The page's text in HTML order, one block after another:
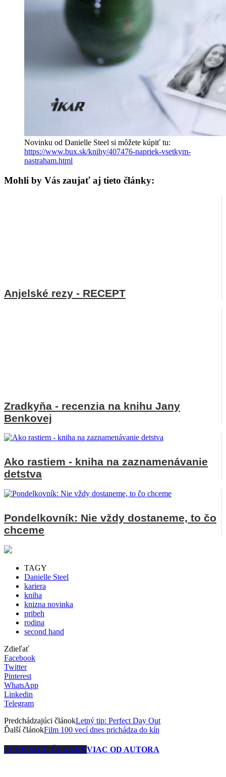
Novinku od Danielle Steel si môžete kúpiť tu:
https://www.bux.sk/knihy/407476-napriek-vsetkym-
nastraham.html
Mohli by Vás zaujať aj tieto články:
Anjelské rezy - RECEPT
Zradkyňa - recenzia na knihu Jany
Benkovej
Ako rastiem - kniha na zaznamenávanie
detstva
Pondelkovník: Nie vždy dostaneme, to čo
chceme
TAGY
Danielle Steel
kariera
kniha
knizna novinka
pribeh
rodina
second hand
Zdieľať
Facebook
Twitter
Pinterest
WhatsApp
Linkedin
Telegram
Predchádzajúci článokLetný tip: Perfect Day Out
Ďalší článokFilm 100 vecí dnes prichádza do kín
SÚVISIACE ČLÁNKYVIAC OD AUTORA